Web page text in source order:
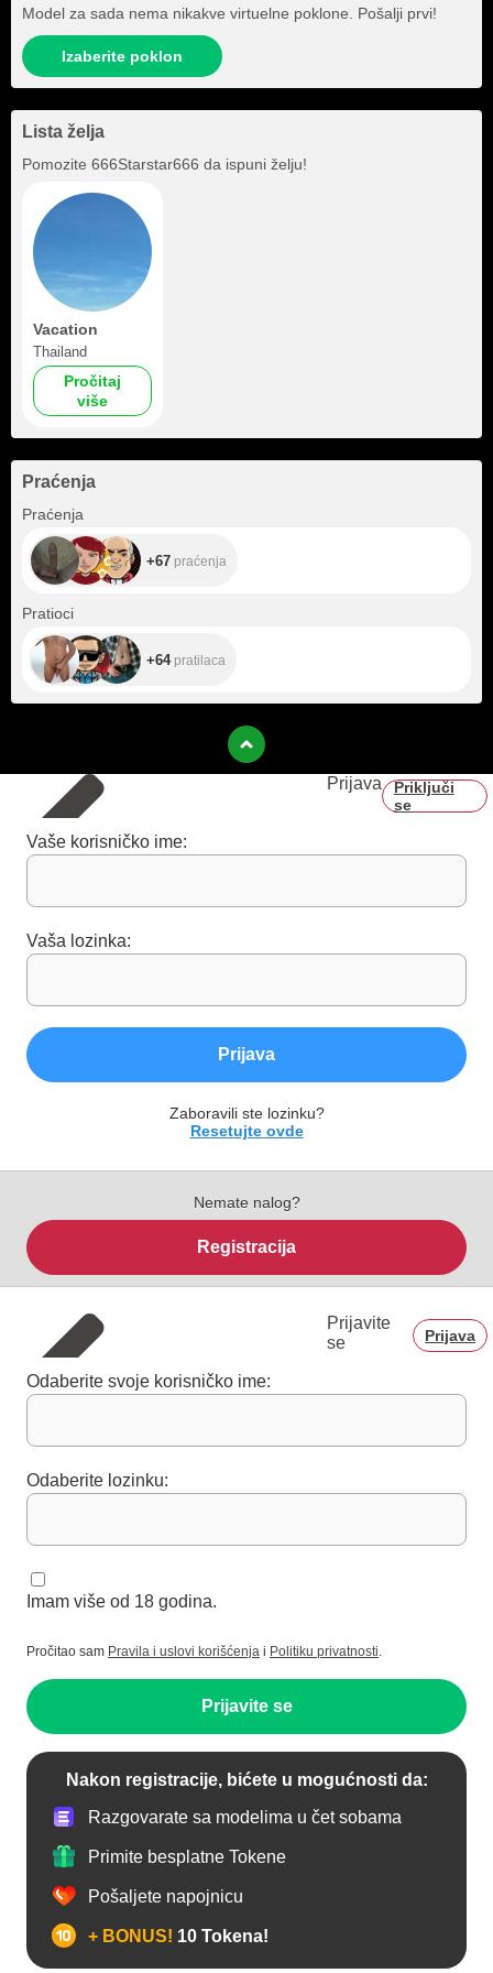
Model za sada nema nikakve virtuelne poklone. Pošalji prvi!
Izaberite poklon
Lista želja
Pomozite 666Starstar666 da ispuni želju!
Vacation
Thailand
Pročitaj
više
Praćenja
Praćenja
+67 praćenja
Pratioci
+64pratilaca
Prijava
Priključi
se
Vaše korisničko ime:
Vaša lozinka:
Prijava
Zaboravili ste lozinku?
Resetujte ovde
Nemate nalog?
Registracija
Prijavite
se
Prijava
Odaberite svoje korisničko ime:
Odaberite lozinku:
Imam više od 18 godina.
Pročitao sam Pravila i uslovi korišćenja i Politiku privatnosti.
Prijavite se
Nakon registracije, bićete u mogućnosti da:
Razgovarate sa modelima u čet sobama
Primite besplatne Tokene
Pošaljete napojnicu
+ BONUS! 10 Tokena!